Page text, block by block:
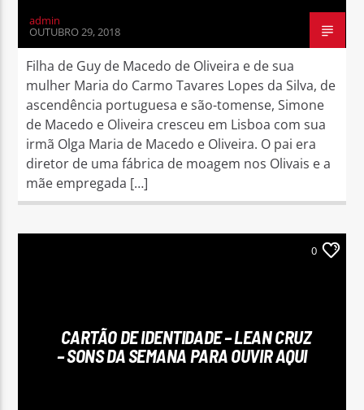
admin
OUTUBRO 29, 2018
Filha de Guy de Macedo de Oliveira e de sua
mulher Maria do Carmo Tavares Lopes da Silva, de
ascendência portuguesa e são-tomense, Simone
de Macedo e Oliveira cresceu em Lisboa com sua
irmã Olga Maria de Macedo e Oliveira. O pai era
diretor de uma fábrica de moagem nos Olivais e a
mãe empregada […]
0
CARTÃO DE IDENTIDADE – LEAN CRUZ
– SONS DA SEMANA PARA OUVIR AQUI